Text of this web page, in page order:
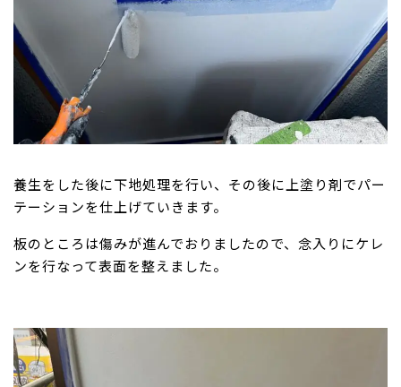
養生をした後に下地処理を行い、その後に上塗り剤でパー
テーションを仕上げていきます。
板のところは傷みが進んでおりましたので、念入りにケレ
ンを行なって表面を整えました。